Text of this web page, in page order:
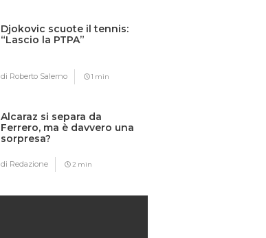
Djokovic scuote il tennis:
“Lascio la PTPA”
di Roberto Salerno 1 min
Alcaraz si separa da
Ferrero, ma è davvero una
sorpresa?
di Redazione 2 min